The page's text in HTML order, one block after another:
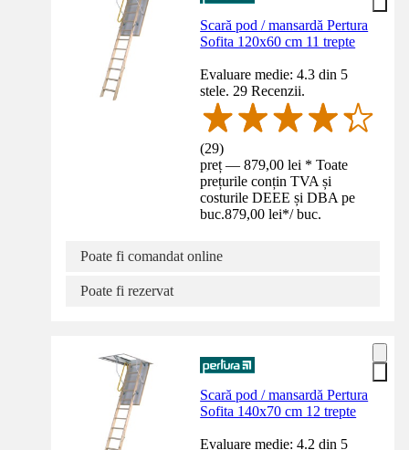
Scară pod / mansardă Pertura
Sofita 120x60 cm 11 trepte
Evaluare medie: 4.3 din 5
stele. 29 Recenzii.
(29)
preț — 879,00 lei * Toate
prețurile conțin TVA și
costurile DEEE și DBA pe
buc.879,00 lei*/ buc.
Poate fi comandat online
Poate fi rezervat
Scară pod / mansardă Pertura
Sofita 140x70 cm 12 trepte
Evaluare medie: 4.2 din 5